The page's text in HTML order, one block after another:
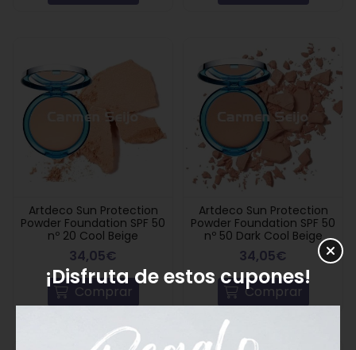
Artdeco Sun Protection
Powder Foundation SPF 50
nº 20 Cool Beige
34,05€
Comprar
Artdeco Sun Protection
Powder Foundation SPF 50
nº 50 Dark Cool Beige
34,05€
Comprar
¡Disfruta de estos cupones!